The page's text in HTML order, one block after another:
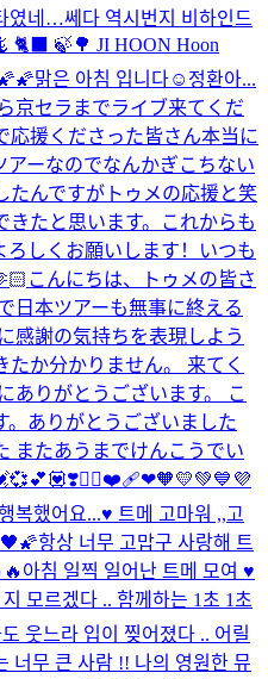
였네…쎄다 역시 번지 비하인드
🍃🌳 JI HOON Hoon
맑은 아침 입니다☺️ 정환아...
京セラまでライブ来てくだ
応援くださった皆さん本当に
ーなのでなんかぎこちない
たんですがトゥメの応援と笑
たと思います。これからも
ろしくお願いします！いつも
こんにちは、トゥメの皆さ
日本ツアーも無事に終える
感謝の気持ちを表現しよう
たか分かりません。 来てく
ありがとうございます。 こ
ありがとうございました
またあうまでけんこうでい
복했어요...♥️ 트메 고마워 ,,고
🖤🌠항상 너무 고맙구 사랑해 트
아침 일찍 일어난 트메 모여 ♥️
모르겠다 .. 함께하는 1초 1초
웃느라 입이 찢어졌다 .. 어릴
너무 큰 사람 !! 나의 영원한 뮤